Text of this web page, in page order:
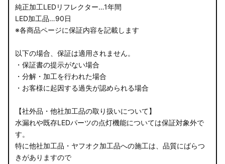
純正加工LEDリフレクター…1年間
LED加工品…90日
※各商品ページに保証内容を記載します
以下の場合、保証は適用されません。
・保証書の提示がない場合
・分解・加工を行われた場合
・お客様に起因する過失が認められる場合
【社外品・他社加工品の取り扱いについて】
水漏れや既存LEDパーツの点灯機能については保証対象外で
す。
特に他社加工品・ヤフオク加工品への施工は、品質にばらつ
きがありますので